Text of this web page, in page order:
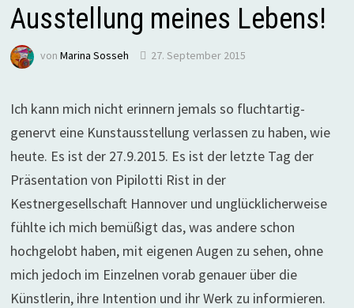
Ausstellung meines Lebens!
von Marina Sosseh 27. September 2015
Ich kann mich nicht erinnern jemals so fluchtartig-
genervt eine Kunstausstellung verlassen zu haben, wie
heute. Es ist der 27.9.2015. Es ist der letzte Tag der
Präsentation von Pipilotti Rist in der
Kestnergesellschaft Hannover und unglücklicherweise
fühlte ich mich bemüßigt das, was andere schon
hochgelobt haben, mit eigenen Augen zu sehen, ohne
mich jedoch im Einzelnen vorab genauer über die
Künstlerin, ihre Intention und ihr Werk zu informieren.